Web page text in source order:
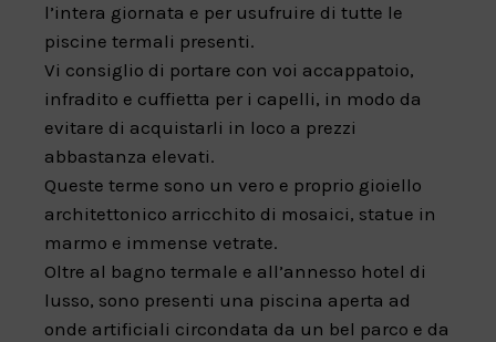
l’intera giornata e per usufruire di tutte le
piscine termali presenti.
Vi consiglio di portare con voi accappatoio,
infradito e cuffietta per i capelli, in modo da
evitare di acquistarli in loco a prezzi
abbastanza elevati.
Queste terme sono un vero e proprio gioiello
architettonico arricchito di mosaici, statue in
marmo e immense vetrate.
Oltre al bagno termale e all’annesso hotel di
lusso, sono presenti una piscina aperta ad
onde artificiali circondata da un bel parco e da